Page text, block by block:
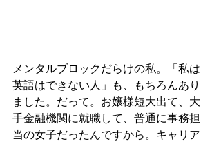
メンタルブロックだらけの私。「私は
英語はできない人」も、もちろんあり
ました。だって。お嬢様短大出て、大
手金融機関に就職して、普通に事務担
当の女子だったんですから。キャリア